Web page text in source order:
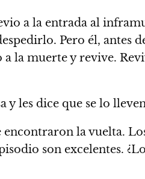
a la entrada al
Pero él, antes
a la muerte y revive.
y les dice que se lo
la vuelta.
son excelentes.